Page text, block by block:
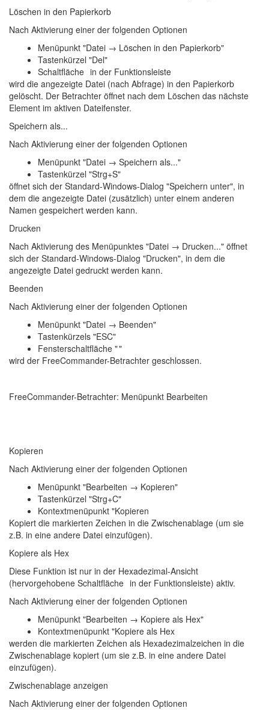
Löschen in den Papierkorb
Nach Aktivierung einer der folgenden Optionen
Menüpunkt "Datei → Löschen in den Papierkorb"
Tastenkürzel "Del"
Schaltfläche in der Funktionsleiste
wird die angezeigte Datei (nach Abfrage) in den Papierkorb
gelöscht. Der Betrachter öffnet nach dem Löschen das nächste
Element im aktiven Dateifenster.
Speichern als...
Nach Aktivierung einer der folgenden Optionen
Menüpunkt "Datei → Speichern als..."
Tastenkürzel "Strg+S"
öffnet sich der Standard-Windows-Dialog "Speichern unter", in
dem die angezeigte Datei (zusätzlich) unter einem anderen
Namen gespeichert werden kann.
Drucken
Nach Aktivierung des Menüpunktes "Datei → Drucken..." öffnet
sich der Standard-Windows-Dialog "Drucken", in dem die
angezeigte Datei gedruckt werden kann.
Beenden
Nach Aktivierung einer der folgenden Optionen
Menüpunkt "Datei → Beenden"
Tastenkürzels "ESC"
Fensterschaltfläche ""
wird der FreeCommander-Betrachter geschlossen.
FreeCommander-Betrachter: Menüpunkt Bearbeiten
Kopieren
Nach Aktivierung einer der folgenden Optionen
Menüpunkt "Bearbeiten → Kopieren"
Tastenkürzel "Strg+C"
Kontextmenüpunkt "Kopieren
Kopiert die markierten Zeichen in die Zwischenablage (um sie
z.B. in eine andere Datei einzufügen).
Kopiere als Hex
Diese Funktion ist nur in der Hexadezimal-Ansicht
(hervorgehobene Schaltfläche in der Funktionsleiste) aktiv.
Nach Aktivierung einer der folgenden Optionen
Menüpunkt "Bearbeiten → Kopiere als Hex"
Kontextmenüpunkt "Kopiere als Hex
werden die markierten Zeichen als Hexadezimalzeichen in die
Zwischenablage kopiert (um sie z.B. in eine andere Datei
einzufügen).
Zwischenablage anzeigen
Nach Aktivierung einer der folgenden Optionen